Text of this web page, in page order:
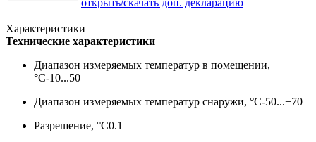
Характеристики
Технические характеристики
Диапазон измеряемых температур в помещении,
°С-10...50
Диапазон измеряемых температур снаружи, °С-50...+70
Разрешение, °С0.1